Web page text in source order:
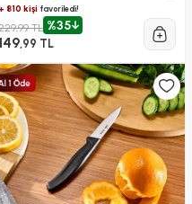
+ 810 kişifavoriledi!
TL %35
,99 TL